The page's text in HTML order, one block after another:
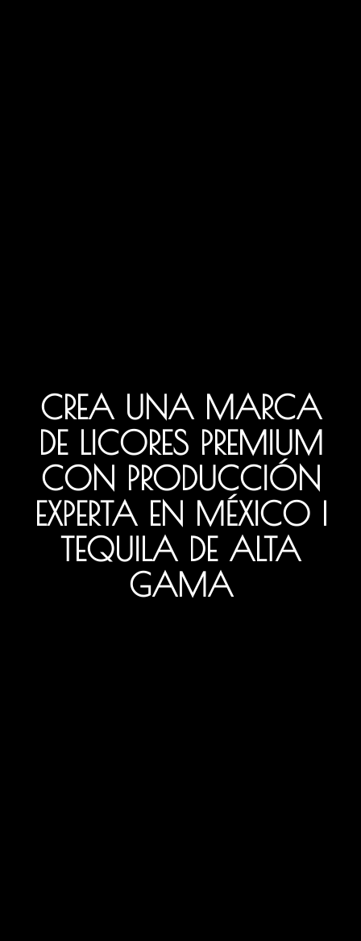
CREA UNA MARCA
DE LICORES PREMIUM
CON PRODUCCIÓN
EXPERTA EN MÉXICO |
TEQUILA DE ALTA
GAMA